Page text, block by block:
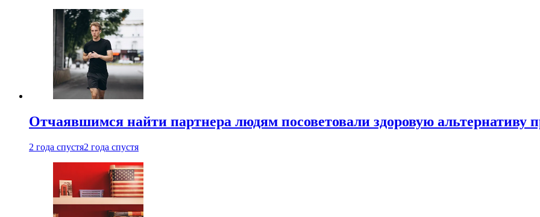
Отчаявшимся найти партнера людям посоветовали здоровую альтернативу
2 года спустя2 года спустя